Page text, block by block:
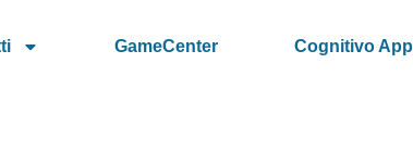
GameCenter Cognitivo App